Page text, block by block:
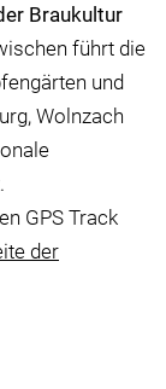
Braukultur
führt die
und
Wolnzach
GPS Track
der